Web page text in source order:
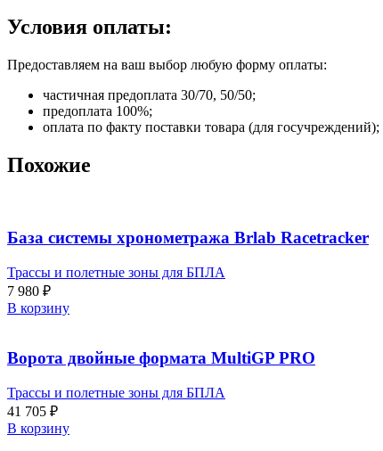
Условия оплаты:
Предоставляем на ваш выбор любую форму оплаты:
частичная предоплата 30/70, 50/50;
предоплата 100%;
оплата по факту поставки товара (для госучреждений);
Похожие
База системы хронометража Brlab Racetracker
Трассы и полетные зоны для БПЛА
7 980 ₽
В корзину
Ворота двойные формата MultiGP PRO
Трассы и полетные зоны для БПЛА
41 705 ₽
В корзину